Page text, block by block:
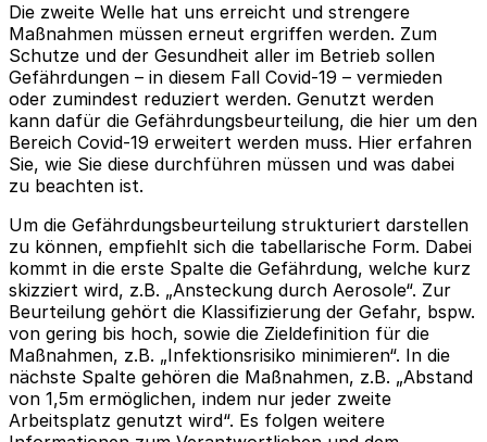
Die zweite Welle hat uns erreicht und strengere
Maßnahmen müssen erneut ergriffen werden. Zum
Schutze und der Gesundheit aller im Betrieb sollen
Gefährdungen – in diesem Fall Covid-19 – vermieden
oder zumindest reduziert werden. Genutzt werden
kann dafür die Gefährdungsbeurteilung, die hier um den
Bereich Covid-19 erweitert werden muss. Hier erfahren
Sie, wie Sie diese durchführen müssen und was dabei
zu beachten ist.
Um die Gefährdungsbeurteilung strukturiert darstellen
zu können, empfiehlt sich die tabellarische Form. Dabei
kommt in die erste Spalte die Gefährdung, welche kurz
skizziert wird, z.B. „Ansteckung durch Aerosole“. Zur
Beurteilung gehört die Klassifizierung der Gefahr, bspw.
von gering bis hoch, sowie die Zieldefinition für die
Maßnahmen, z.B. „Infektionsrisiko minimieren“. In die
nächste Spalte gehören die Maßnahmen, z.B. „Abstand
von 1,5m ermöglichen, indem nur jeder zweite
Arbeitsplatz genutzt wird“. Es folgen weitere